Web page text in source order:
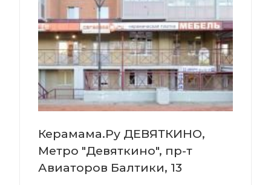
Керамама.Ру ДЕВЯТКИНО,
Метро "Девяткино", пр-т
Авиаторов Балтики, 13